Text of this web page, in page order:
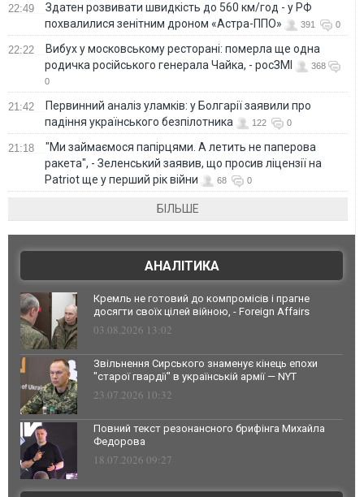
22:49
Здатен розвивати швидкість до 560 км/год - у РФ
похвалилися зенітним дроном «Астра-ППО»
391 0
22:22
Вибух у московському ресторані: померла ще одна
родичка російського генерала Чайка, - росЗМІ
368
0
21:42
Первинний аналіз уламків: у Болгарії заявили про
падіння українського безпілотника
122 0
21:18
"Ми займаємося папірцями. А летить не паперова
ракета", - Зеленський заявив, що просив ліцензії на
Patriot ще у перший рік війни
68 0
БІЛЬШЕ
АНАЛІТИКА
Кремль не готовий до компромісів і прагне
досягти своїх цілей війною, - Foreign Affairs
03.08.2026 13:02
Звільнення Сирського знаменує кінець епохи
"старої гвардії" в українській армії — NYT
23.07.2026 10:32
Повний текст резонансного брифінга Михайла
Федорова
18.07.2026 09:27